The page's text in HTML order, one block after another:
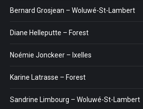
Bernard Grosjean – Woluwé-St-Lambert
Diane Helleputte – Forest
Noémie Jonckeer – Ixelles
Karine Latrasse – Forest
Sandrine Limbourg – Woluwé-St-Lambert